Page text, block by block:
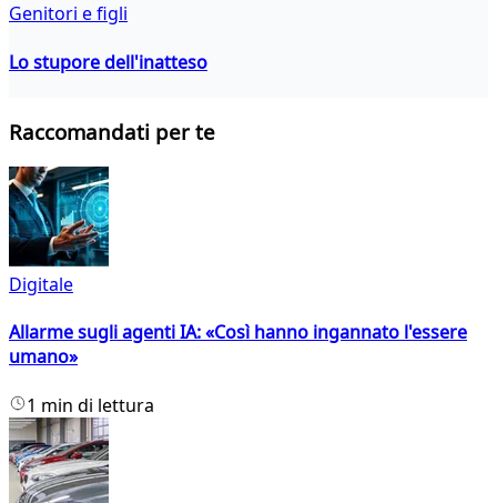
Genitori e figli
Lo stupore dell'inatteso
Raccomandati per te
Digitale
Allarme sugli agenti IA: «Così hanno ingannato l'essere
umano»
1 min di lettura